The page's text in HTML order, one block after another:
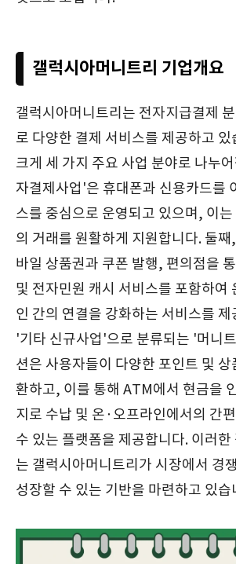
갤럭시아머니트리 기업개요
갤럭시아머니트리는 전자지급결제
로 다양한 결제 서비스를 제공하고 있
크게 세 가지 주요 사업 분야로 나누
자결제사업'은 휴대폰과 신용카드를
스를 중심으로 운영되고 있으며, 이
의 거래를 원활하게 지원합니다. 둘
바일 상품권과 쿠폰 발행, 편의점을
및 전자민원 캐시 서비스를 포함하여
인 간의 연결을 강화하는 서비스를
'기타 신규사업'으로 분류되는 '머니
션은 사용자들이 다양한 포인트 및
환하고, 이를 통해 ATM에서 현금을
지로 수납 및 온·오프라인에서의 간
수 있는 플랫폼을 제공합니다. 이러한
는 갤럭시아머니트리가 시장에서 경
성장할 수 있는 기반을 마련하고 있습